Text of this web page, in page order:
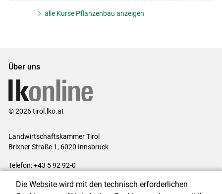
alle Kurse Pflanzenbau anzeigen
Über uns
© 2026 tirol.lko.at
Landwirtschaftskammer Tirol
Brixner Straße 1, 6020 Innsbruck
Telefon: +43 5 92 92-0
Die Website wird mit den technisch erforderlichen